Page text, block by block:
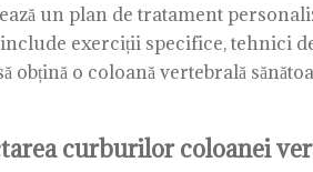
un plan de tratament
exerciții specifice, tehnici
obțină o coloană vertebrală
curburilor coloanei